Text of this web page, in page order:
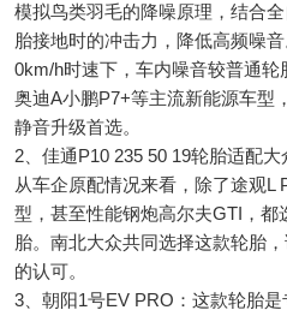
模拟鸟类羽毛的降噪原理，结合
胎接地时的冲击力，降低高频噪
0km/h时速下，车内噪音较普通
奥迪A小鹏P7+等主流新能源车型
静音升级首选。
2、佳通P10 235 50 19轮胎适配大
从车企原配情况来看，除了途观L
型，甚至性能钢炮高尔夫GTI，都
胎。南北大众共同选择这款轮胎
的认可。
3、朝阳1号EV PRO：这款轮胎